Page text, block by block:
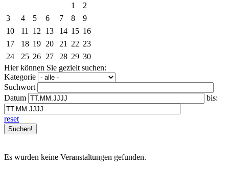
1
2
3
4 5 6 7 8
9
10
11 12 13 14 15 16
17
18 19 20 21 22 23
24
25 26 27 28 29 30
Hier können Sie gezielt suchen:
Kategorie
Suchwort
Datum
bis:
reset
Es wurden keine Veranstaltungen gefunden.